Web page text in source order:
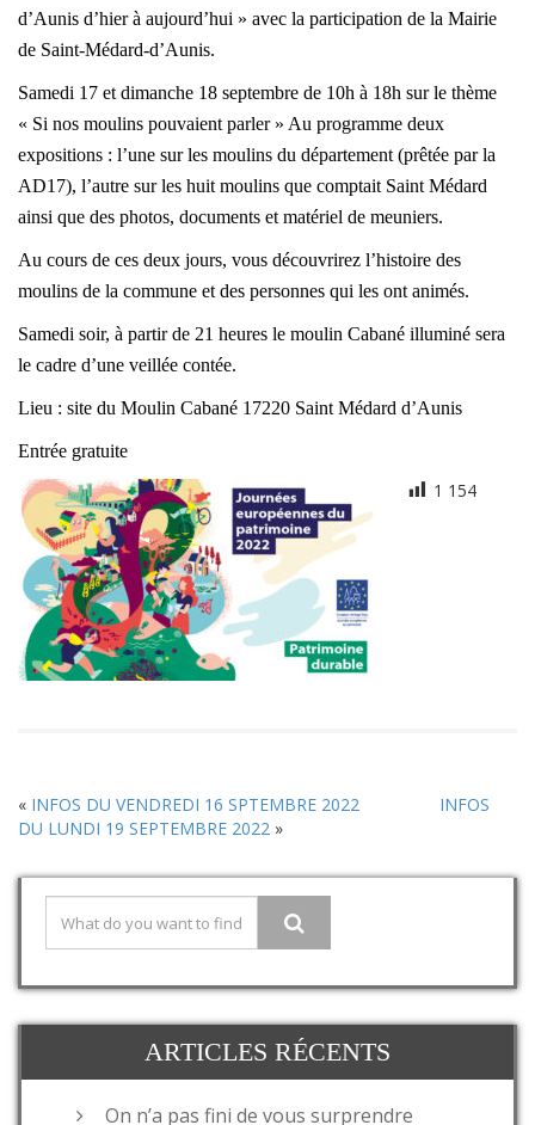
d’Aunis d’hier à aujourd’hui » avec la participation de la Mairie
de Saint-Médard-d’Aunis.
Samedi 17 et dimanche 18 septembre de 10h à 18h sur le thème
« Si nos moulins pouvaient parler » Au programme deux
expositions : l’une sur les moulins du département (prêtée par la
AD17), l’autre sur les huit moulins que comptait Saint Médard
ainsi que des photos, documents et matériel de meuniers.
Au cours de ces deux jours, vous découvrirez l’histoire des
moulins de la commune et des personnes qui les ont animés.
Samedi soir, à partir de 21 heures le moulin Cabané illuminé sera
le cadre d’une veillée contée.
Lieu : site du Moulin Cabané 17220 Saint Médard d’Aunis
Entrée gratuite
1 154
« INFOS DU VENDREDI 16 SPTEMBRE 2022
INFOS
DU LUNDI 19 SEPTEMBRE 2022 »
ARTICLES RÉCENTS
On n’a pas fini de vous surprendre